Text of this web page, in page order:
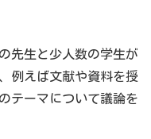
先生と少人数の学生が
例えば文献や資料を授
テーマについて議論を